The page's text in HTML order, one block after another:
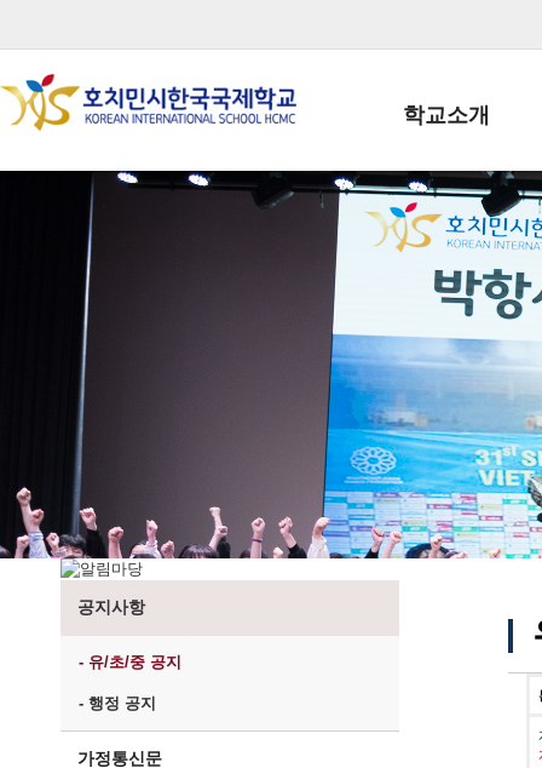
학교소개
학교장인사말
학생회장인사말
학교상징
학교 CI
교직원현황
학생현황
위치/전화
전경사진
공지사항
- 유/초/중 공지
- 행정 공지
가정통신문